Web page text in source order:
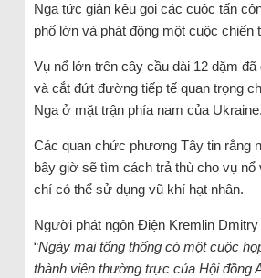
Nga tức giận kêu gọi các cuộc tấn
phố lớn và phát động một cuộc chiến
Vụ nổ lớn trên cây cầu dài 12 dặm
và cắt đứt đường tiếp tế quan trọng
Nga ở mặt trận phía nam của Ukraine.
Các quan chức phương Tây tin rằng
bây giờ sẽ tìm cách trả thù cho vụ nổ
chí có thể sử dụng vũ khí hạt nhân.
Người phát ngôn Điện Kremlin
“Ngày mai tổng thống có một cuộc
thành viên thường trực của Hội đồng